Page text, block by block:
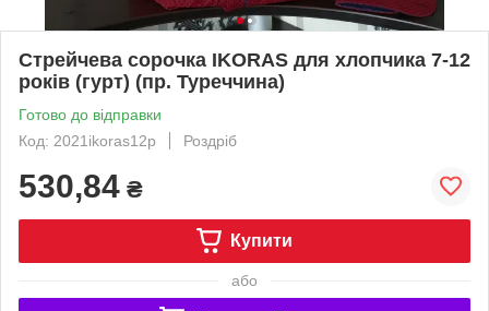
Стрейчева сорочка IKORAS для хлопчика 7-12
років (гурт) (пр. Туреччина)
Готово до відправки
Код: 2021ikoras12р
Роздріб
530,84 ₴
Купити
або